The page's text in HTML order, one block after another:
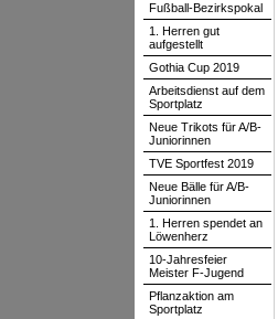
Fußball-Bezirkspokal
1. Herren gut
aufgestellt
Gothia Cup 2019
Arbeitsdienst auf dem
Sportplatz
Neue Trikots für A/B-
Juniorinnen
TVE Sportfest 2019
Neue Bälle für A/B-
Juniorinnen
1. Herren spendet an
Löwenherz
10-Jahresfeier
Meister F-Jugend
Pflanzaktion am
Sportplatz